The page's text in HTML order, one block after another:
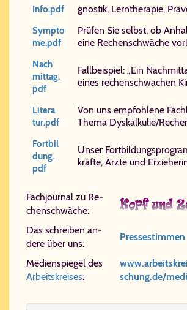
Info.​pdf
gno­stik, Lern­the­ra­pie,
Symp​to​
me.​pdf
Prü­fen Sie selbst, ob
ei­ne Re­chen­schwä­che
Nach​
mit​tag.​
pdf
Fall­bei­spiel: „Ein
ei­nes re­chen­schwa­chen
Li​te​ra​
tur.​pdf
Von uns em­pfoh­le­ne
The­ma Dys­kal­ku­lie/​
Fort​bil​
dung.​
pdf
Un­ser
kräf­te, Ärz­te und
Fach­jour­nal zu Re­
chen­schwä­che:
Das schrei­ben an­
de­re über uns:
Pres­se­stim­men
Medienspiegel des
Arbeitskreises:
schung.de/